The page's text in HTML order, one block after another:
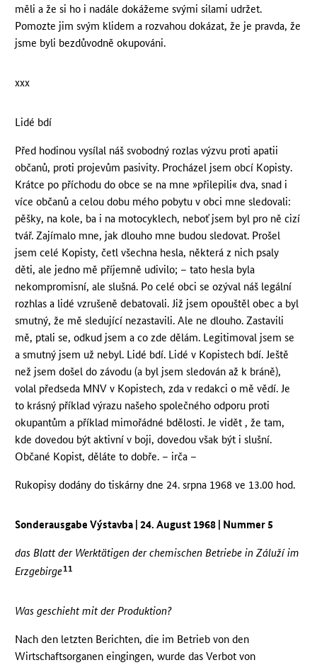
měli a že si ho i nadále dokážeme svými silami udržet.
Pomozte jim svým klidem a rozvahou dokázat, že je pravda, že
jsme byli bezdůvodně okupováni.
xxx
Lidé bdí
Před hodinou vysílal náš svobodný rozlas výzvu proti apatii
občanů, proti projevům pasivity. Procházel jsem obcí Kopisty.
Krátce po příchodu do obce se na mne »přilepili« dva, snad i
více občanů a celou dobu mého pobytu v obci mne sledovali:
pěšky, na kole, ba i na motocyklech, neboť jsem byl pro ně cizí
tvář. Zajímalo mne, jak dlouho mne budou sledovat. Prošel
jsem celé Kopisty, četl všechna hesla, některá z nich psaly
děti, ale jedno mě příjemně udivilo; – tato hesla byla
nekompromisní, ale slušná. Po celé obci se ozýval náš legální
rozhlas a lidé vzrušeně debatovali. Již jsem opouštěl obec a byl
smutný, že mě sledující nezastavili. Ale ne dlouho. Zastavili
mě, ptali se, odkud jsem a co zde dělám. Legitimoval jsem se
a smutný jsem už nebyl. Lidé bdí. Lidé v Kopistech bdí. Ještě
než jsem došel do závodu (a byl jsem sledován až k bráně),
volal předseda MNV v Kopistech, zda v redakci o mě vědí. Je
to krásný příklad výrazu našeho společného odporu proti
okupantům a příklad mimořádné bdělosti. Je vidět , že tam,
kde dovedou být aktivní v boji, dovedou však být i slušní.
Občané Kopist, děláte to dobře. – irča –
Rukopisy dodány do tiskárny dne 24. srpna 1968 ve 13.00 hod.
Sonderausgabe Výstavba | 24. August 1968 | Nummer 5
das Blatt der Werktätigen der chemischen Betriebe in Záluží im
Erzgebirge11
Was geschieht mit der Produktion?
Nach den letzten Berichten, die im Betrieb von den
Wirtschaftsorganen eingingen, wurde das Verbot von